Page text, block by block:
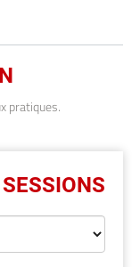
pratiques.